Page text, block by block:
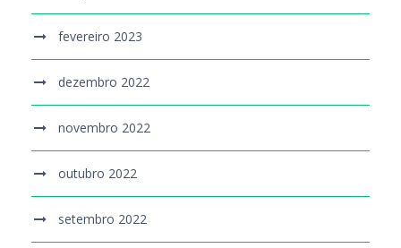
fevereiro 2023
dezembro 2022
novembro 2022
outubro 2022
setembro 2022